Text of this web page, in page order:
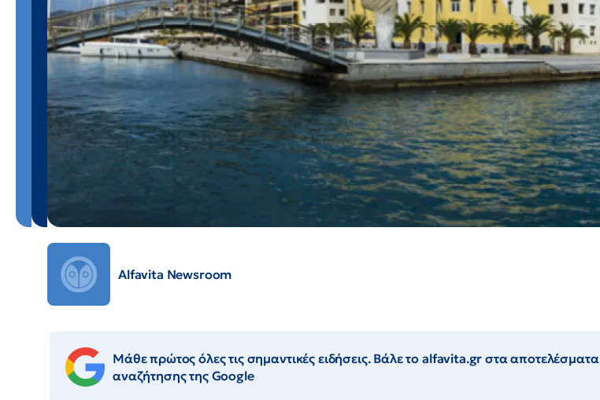
Alfavita Newsroom
Μάθε πρώτος όλες τις σημαντικές ειδήσεις. Βάλε το alfavita.gr στα αποτελέσματα
αναζήτησης της Google